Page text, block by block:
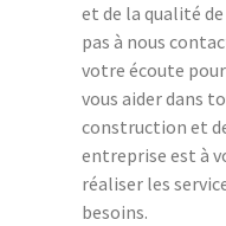
et de la qualité
pas à nous
votre écoute
vous aider dans
construction et
entreprise est à
réaliser les
besoins.